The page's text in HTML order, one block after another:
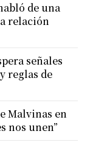
de una
relación
señales
reglas de
Malvinas en
nos unen”